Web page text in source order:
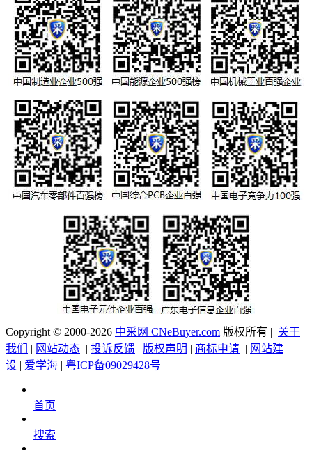
Copyright © 2000-2026 中采网 CNeBuyer.com 版权所有 | 关于
我们
| 网站动态 | 投诉反馈 | 版权声明 | 商标申请 | 网站建
设 | 爱学海 | 粤ICP备09029428号
首页
搜索